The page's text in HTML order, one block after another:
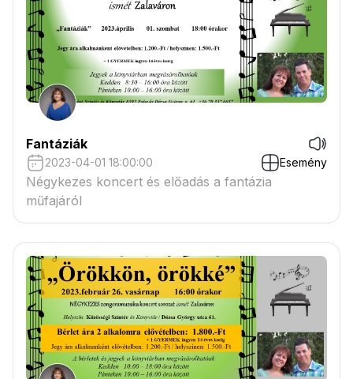
Fantáziák
2023-04-01 18:00:00 Esemény
Négykezes koncert és előadás a fantázia
műfajáról